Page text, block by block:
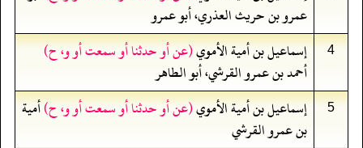
عمرو بن حريث العذري، أبو عمرو
4 إسماعيل بن أمية الأموي(عن أو حدثنا أو سمعت أو و، ح)
أحمد بن عمرو القرشي، أبو الطاهر
5 إسماعيل بن أمية الأموي(عن أو حدثنا أو سمعت أو و، ح)أمية
بن عمرو القرشي